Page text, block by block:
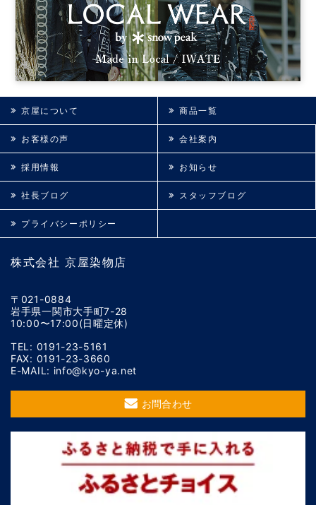
株式会社 京屋染物店
〒021-0884
岩手県一関市大手町7-28
10:00〜17:00(日曜定休)
TEL: 0191-23-5161
FAX: 0191-23-3660
E-MAIL: info@kyo-ya.net
お問合わせ
京屋について 商品一覧
お客様の声 会社案内
採用情報 お知らせ
社長ブログ スタッフブログ
プライバシーポリシー